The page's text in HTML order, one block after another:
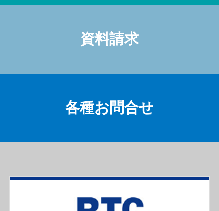
資料請求
各種お問合せ